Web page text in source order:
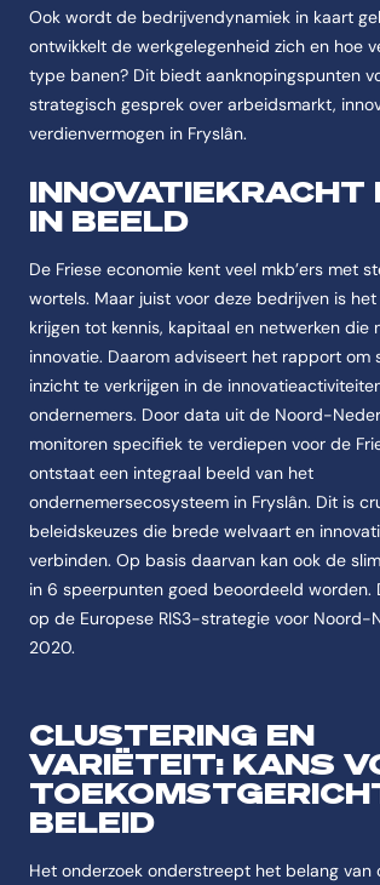
Ook wordt de bedrijvendynamiek in kaart
ontwikkelt de werkgelegenheid zich en hoe
type banen? Dit biedt aanknopingspunten
strategisch gesprek over arbeidsmarkt,
verdienvermogen in Fryslân.
INNOVATIEKRACHT
IN BEELD
De Friese economie kent veel mkb’ers met
wortels. Maar juist voor deze bedrijven is
krijgen tot kennis, kapitaal en netwerken die
innovatie. Daarom adviseert het rapport om
inzicht te verkrijgen in de
ondernemers. Door data uit de Noord-
monitoren specifiek te verdiepen voor de
ontstaat een integraal beeld van het
ondernemersecosysteem in Fryslân. Dit is
beleidskeuzes die brede welvaart en
verbinden. Op basis daarvan kan ook de
in 6 speerpunten goed beoordeeld worden.
op de Europese RIS3-strategie voor Noord-
2020.
CLUSTERING EN
VARIËTEIT: KANS
BELEID
Het onderzoek onderstreept het belang van